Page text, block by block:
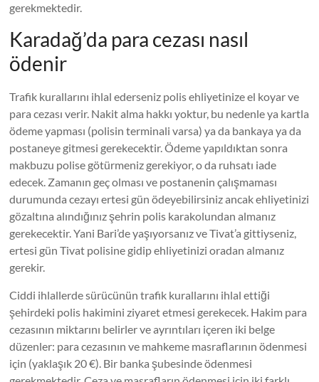
gerekmektedir.
Karadağ’da para cezası nasıl
ödenir
Trafik kurallarını ihlal ederseniz polis ehliyetinize el koyar ve
para cezası verir. Nakit alma hakkı yoktur, bu nedenle ya kartla
ödeme yapması (polisin terminali varsa) ya da bankaya ya da
postaneye gitmesi gerekecektir. Ödeme yapıldıktan sonra
makbuzu polise götürmeniz gerekiyor, o da ruhsatı iade
edecek. Zamanın geç olması ve postanenin çalışmaması
durumunda cezayı ertesi gün ödeyebilirsiniz ancak ehliyetinizi
gözaltına alındığınız şehrin polis karakolundan almanız
gerekecektir. Yani Bari’de yaşıyorsanız ve Tivat’a gittiyseniz,
ertesi gün Tivat polisine gidip ehliyetinizi oradan almanız
gerekir.
Ciddi ihlallerde sürücünün trafik kurallarını ihlal ettiği
şehirdeki polis hakimini ziyaret etmesi gerekecek. Hakim para
cezasının miktarını belirler ve ayrıntıları içeren iki belge
düzenler: para cezasının ve mahkeme masraflarının ödenmesi
için (yaklaşık 20 €). Bir banka şubesinde ödenmesi